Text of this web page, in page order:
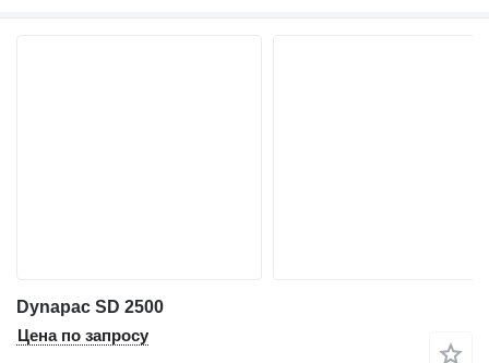
Dynapac SD 2500
Цена по запросу